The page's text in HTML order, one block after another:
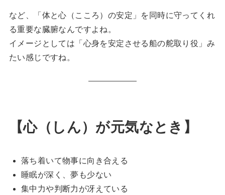
など、「体と心（こころ）の安定」を同時に守ってくれ
る重要な臓腑なんですよね。
イメージとしては「心身を安定させる船の舵取り役」み
たい感じですね。
【心（しん）が元気なとき】
落ち着いて物事に向き合える
睡眠が深く、夢も少ない
集中力や判断力が冴えている